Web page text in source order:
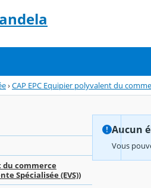
›CAP EPC Equipier polyvalent du
du commerce
Spécialisée (EVS))
Aucun
Vous